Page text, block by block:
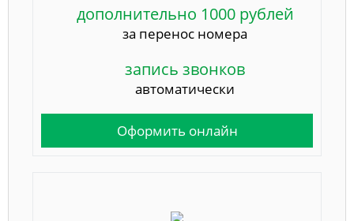
дополнительно 1000 рублей
за перенос номера
запись звонков
автоматически
Оформить онлайн